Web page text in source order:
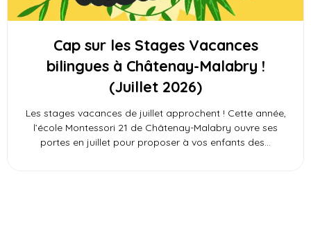
Cap sur les Stages Vacances
bilingues à Châtenay-Malabry !
(Juillet 2026)
Les stages vacances de juillet approchent ! Cette année,
l’école Montessori 21 de Châtenay-Malabry ouvre ses
portes en juillet pour proposer à vos enfants des